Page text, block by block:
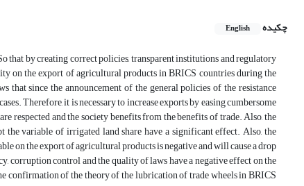
چکیده
English
that by creating correct policies, transparent institutions and regulatory
on the export of agricultural products in BRICS countries during the
since the announcement of the general policies of the resistance
Therefore, it is necessary to increase exports by easing cumbersome
respected and the society benefits from the benefits of trade. Also, the
variable of irrigated land share have a significant effect. Also, the
on the export of agricultural products is negative and will cause a drop
corruption control and the quality of laws have a negative effect on the
of the theory of the lubrication of trade wheels in BRICS